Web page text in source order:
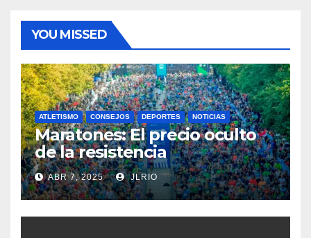
YOU MISSED
ATLETISMO CONSEJOS DEPORTES NOTICIAS
Maratones: El precio oculto
de la resistencia
ABR 7, 2025 JLRIO